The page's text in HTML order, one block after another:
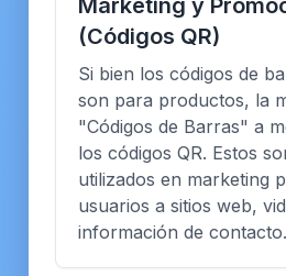
Marketing y
(Códigos QR)
Si bien los códigos de
son para productos, la
"Códigos de Barras" a
los códigos QR. Estos
utilizados en marketing
usuarios a sitios web,
información de contacto.